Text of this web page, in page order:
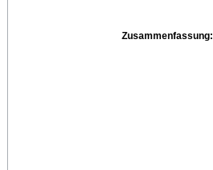
Zusammenfassung: